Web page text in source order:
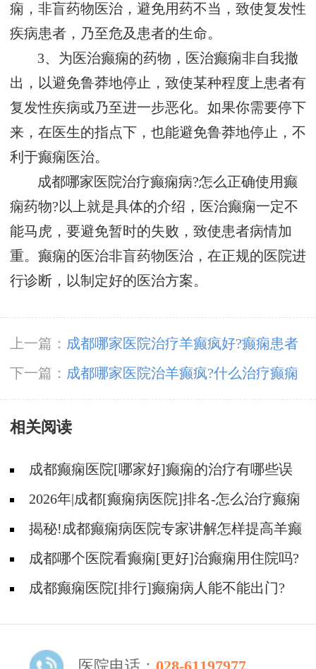
痫，非盲药物医治，避免用药不当，致使复发性
疾病患者，乃至危及患者的生命。
3、为医治癫痫的药物，医治癫痫非自我撤
出，以避免鲁莽地停止，致使某种程度上患者有
复发性疾病或乃至进一步恶化。如果你需要停下
来，在医生的指点下，也能避免鲁莽地停止，不
利于癫痫医治。
成都哪家医院治疗癫痫病?怎么正确使用癫
痫药物?以上就是具体的介绍，医治癫痫一定不
能马虎，要避免暂时的失败，致使患者病情加
重。癫痫的医治非盲药物医治，在正规的医院进
行诊断，以制定好的医治方案。
上一篇： 成都哪家医院治疗羊癫疯好?癫痫患者
做手术治疗的效果好吗?
下一篇： 成都哪家医院治羊癫疯?什么治疗癫痫
的方法正规?
相关阅读
成都癫痫医院[哪家好]癫痫的治疗有哪些误
区?2026年|成都[癫痫病医院]排名-怎么治疗癫痫
后遗症?
揭秘!成都癫痫病医院专家讲解怎样提高羊癫
疯病的治疗效果?
成都哪个医院看癫痫[更好]治癫痫用住院吗?
成都癫痫医院[排行]癫痫病人能不能出门?